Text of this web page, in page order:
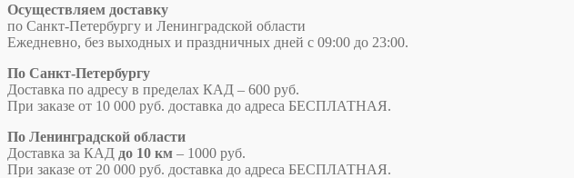
Осуществляем доставку
по Санкт-Петербургу и Ленинградской области
Ежедневно, без выходных и праздничных дней с 09:00 до 23:00.
По Санкт-Петербургу
Доставка по адресу в пределах КАД – 600 руб.
При заказе от 10 000 руб. доставка до адреса БЕСПЛАТНАЯ.
По Ленинградской области
Доставка за КАД до 10 км – 1000 руб.
При заказе от 20 000 руб. доставка до адреса БЕСПЛАТНАЯ.